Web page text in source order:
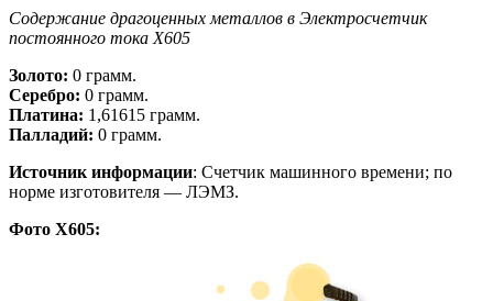
Содержание драгоценных металлов в Электросчетчик
постоянного тока Х605
Золото: 0 грамм.
Серебро: 0 грамм.
Платина: 1,61615 грамм.
Палладий: 0 грамм.
Источник информации: Счетчик машинного времени; по
норме изготовителя — ЛЭМЗ.
Фото Х605: